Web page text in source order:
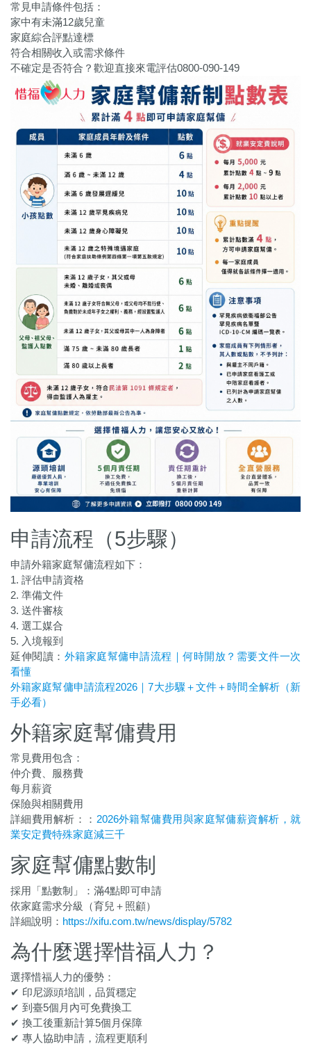
常見申請條件包括：
家中有未滿12歲兒童
家庭綜合評點達標
符合相關收入或需求條件
不確定是否符合？歡迎直接來電評估0800-090-149
申請流程（5步驟）
申請外籍家庭幫傭流程如下：
1. 評估申請資格
2. 準備文件
3. 送件審核
4. 選工媒合
5. 入境報到
延伸閱讀： 外籍家庭幫傭申請流程｜何時開放？需要文件一次
看懂
外籍家庭幫傭申請流程2026｜7大步驟＋文件＋時間全解析（新
手必看）
外籍家庭幫傭費用
常見費用包含：
仲介費、服務費
每月薪資
保險與相關費用
詳細費用解析：
： 2026外籍幫傭費用與家庭幫傭薪資解析，就
業安定費特殊家庭減三千
家庭幫傭點數制
採用「點數制」：滿4點即可申請
依家庭需求分級（育兒＋照顧）
詳細說明： https://xifu.com.tw/news/display/5782
為什麼選擇惜福人力？
選擇惜福人力的優勢：
✔ 印尼源頭培訓，品質穩定
✔ 到臺5個月內可免費換工
✔ 換工後重新計算5個月保障
✔ 專人協助申請，流程更順利